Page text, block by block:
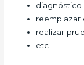
diagnóstico
reemplazar
realizar
etc